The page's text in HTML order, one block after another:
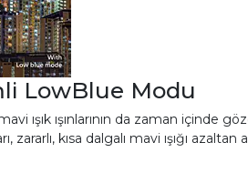
LowBlue Modu
ışık ışınlarının da zaman içinde
kısa dalgalı mavi ışığı azaltan